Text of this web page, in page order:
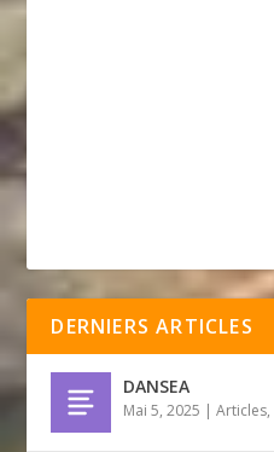
DERNIERS ARTICLES
DANSEA
Mai 5, 2025 |Articles,